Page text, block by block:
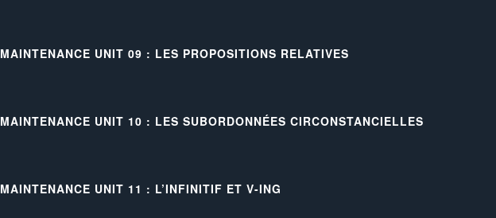
MAINTENANCE UNIT 09 : LES PROPOSITIONS RELATIVES
MAINTENANCE UNIT 10 : LES SUBORDONNÉES CIRCONSTANCIELLES
MAINTENANCE UNIT 11 : L’INFINITIF ET V-ING